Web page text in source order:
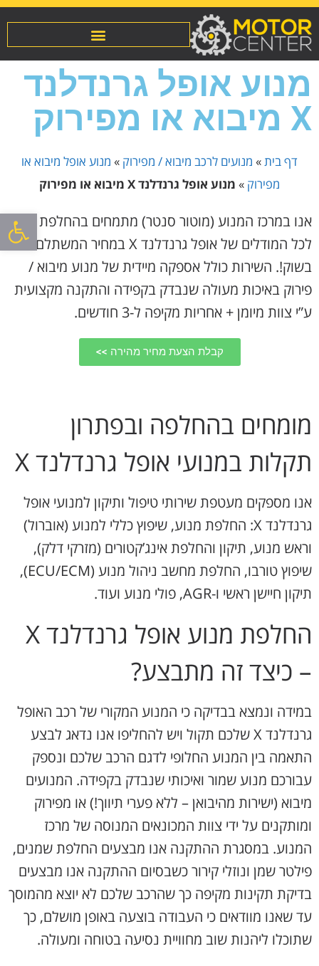
פתח
מנוע אופל גרנדלנד
X מיבוא או מפירוק
דף בית » מנועים לרכב מיבוא / מפירוק » מנוע אופל מיבוא או
מפירוק » מנוע אופל גרנדלנד X מיבוא או מפירוק
אנו במרכז המנוע (מוטור סנטר) מתמחים בהחלפת מנוע
לכל המודלים של אופל גרנדלנד X במחיר המשתלם
בשוק!. השירות כולל אספקה מיידית של מנוע מיבוא /
פירוק באיכות מעולה שנבדק בקפידה והתקנה מקצועית
ע”י צוות מיומן + אחריות מקיפה ל-3 חודשים.
קבלת הצעת מחיר מהירה >>
מומחים בהחלפה ובפתרון
תקלות במנועי אופל גרנדלנד X
אנו מספקים מעטפת שירותי טיפול ותיקון למנועי אופל
גרנדלנד X: החלפת מנוע, שיפוץ כללי למנוע (אוברול)
וראש מנוע, תיקון והחלפת אינג’קטורים (מזרקי דלק),
שיפוץ טורבו, החלפת מחשב ניהול מנוע (ECU/ECM),
תיקון חיישן ראשי ו-AGR, פולי מנוע ועוד.
החלפת מנוע אופל גרנדלנד X
– כיצד זה מתבצע?
במידה ונמצא בבדיקה כי המנוע המקורי של רכב האופל
גרנדלנד X שלכם תקול ויש להחליפו אנו נדאג לבצע
התאמה בין המנוע החלופי לדגם הרכב שלכם ונספק
עבורכם מנוע שמור ואיכותי שנבדק בקפידה. המנועים
מיבוא (ישירות מהיבואן – ללא פערי תיווך!) או מפירוק
ומותקנים על ידי צוות המכונאים המנוסה של מרכז
המנוע. במסגרת ההתקנה אנו מבצעים החלפת שמנים,
פילטר שמן ונוזלי קירור כשבסיום ההתקנה אנו מבצעים
בדיקת תקינות מקיפה כך שהרכב שלכם לא יוצא מהמוסך
עד שאנו מוודאים כי העבודה בוצעה באופן מושלם, כך
שתוכלו ליהנות שוב מחוויית נסיעה בטוחה ומעולה.